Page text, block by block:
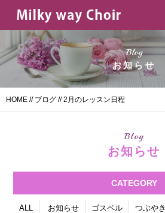
Blog
お知らせ
HOME // ブログ // 2月のレッスン日程
Blog
お知らせ
CATEGORY
ALL お知らせ ゴスペル つぶやき